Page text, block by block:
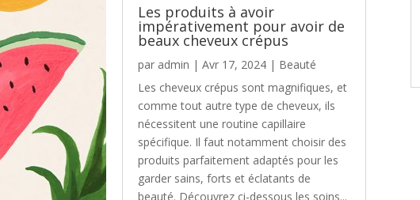
Les produits à avoir
impérativement pour avoir de
beaux cheveux crépus
par admin |Avr 17, 2024 | Beauté
Les cheveux crépus sont magnifiques, et
comme tout autre type de cheveux, ils
nécessitent une routine capillaire
spécifique. Il faut notamment choisir des
produits parfaitement adaptés pour les
garder sains, forts et éclatants de
beauté. Découvrez ci-dessous les soins...